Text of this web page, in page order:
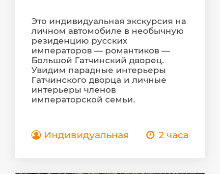
Это индивидуальная экскурсия на
личном автомобиле в необычную
резиденцию русских
императоров — романтиков —
Большой Гатчинский дворец.
Увидим парадные интерьеры
Гатчинского дворца и личные
интерьеры членов
императорской семьи.
Индивидуальная 2 часа